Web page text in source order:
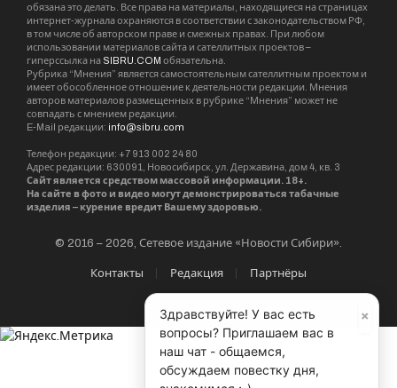
обязана это делать. Все права на материалы, находящиеся на страницах
интернет-журнала охраняются в соответствии с законодательством РФ,
в том числе об авторском праве и смежных правах. При любом
использовании материалов сайта и сателлитных проектов –
гиперссылка на SIBRU.COM обязательна.
Рубрика “Мнения” является самостоятельным сателлитным проектом и
имеет обособленное отношение к деятельности редакции. Мнения
авторов материалов размещенных в рубрике “Мнения” может не
совпадать с мнением редакции.
E-Mail редакции: info@sibru.com
Телефон редакции: +7 913 002 24 80
Адрес редакции: 630091, Новосибирск, ул. Державина, дом 4, кв. 3
Сайт является средством массовой информации. 18+.
На сайте в фото и видео могут демонстрироваться табачные
изделия – курение вредит Вашему здоровью.
© 2016 – 2026, Сетевое издание «Новости Сибири».
Контакты Редакция Партнёры
×
Здравствуйте! У вас есть
вопросы? Приглашаем вас в
наш чат - общаемся,
обсуждаем повестку дня,